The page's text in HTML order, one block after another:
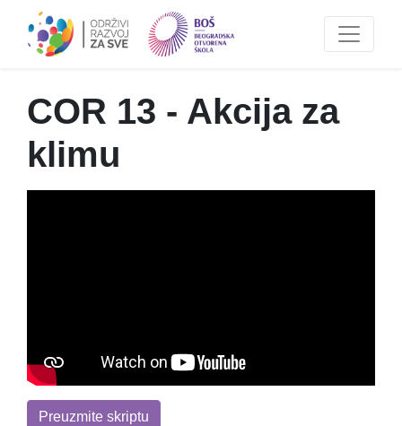
COR 13 - Akcija za
klimu
Preuzmite skriptu